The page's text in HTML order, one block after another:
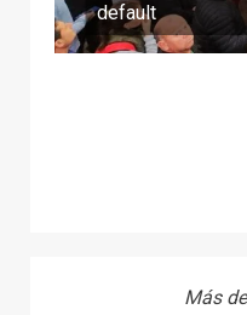
default
Más